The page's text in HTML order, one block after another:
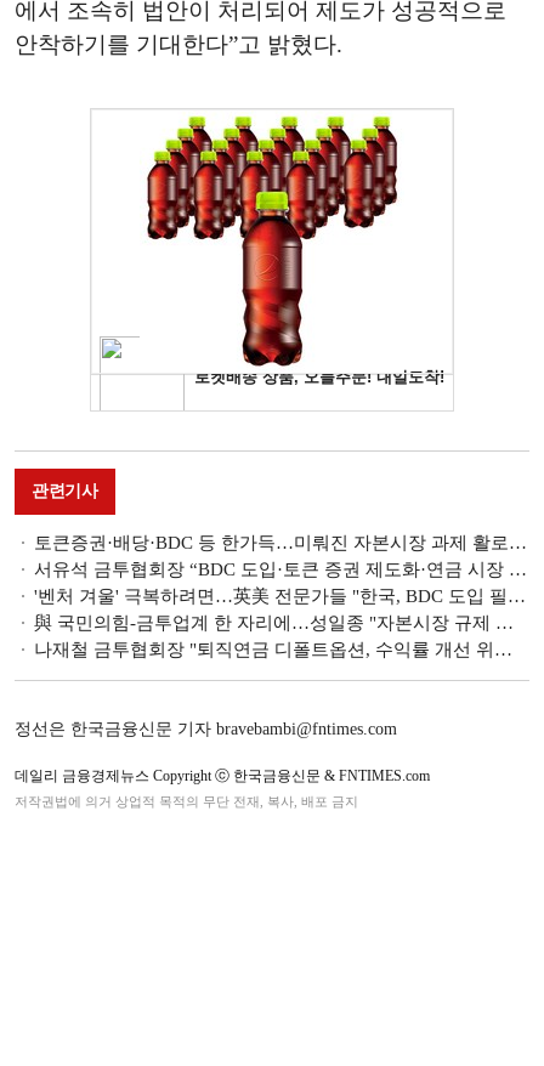
에서 조속히 법안이 처리되어 제도가 성공적으로
안착하기를 기대한다”고 밝혔다.
관련기사
토큰증권·배당·BDC 등 한가득…미뤄진 자본시장 과제 활로 기대 [22대 국회 정무위에 바란다-금융투자]
서유석 금투협회장 “BDC 도입·토큰 증권 제도화·연금 시장 성장이 중요” [자본시장 활성화]
'벤처 겨울' 극복하려면…英美 전문가들 "한국, BDC 도입 필요"
與 국민의힘-금투업계 한 자리에…성일종 "자본시장 규제 개선 먼저" 나재철 "BDC 법안 조속히 통과돼야"
나재철 금투협회장 "퇴직연금 디폴트옵션, 수익률 개선 위한 커다란 전진…모험자본 공급 위한 BDC 도입 노력"(종합)
정선은 한국금융신문 기자 bravebambi@fntimes.com
데일리 금융경제뉴스 Copyright ⓒ 한국금융신문 & FNTIMES.com
저작권법에 의거 상업적 목적의 무단 전재, 복사, 배포 금지